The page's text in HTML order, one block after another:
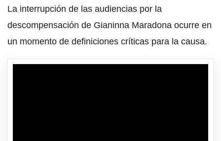
La interrupción de las audiencias por la
descompensación de Gianinna Maradona ocurre en
un momento de definiciones críticas para la causa.